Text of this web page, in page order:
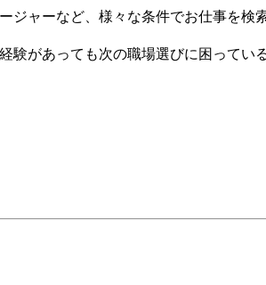
ャーなど、様々な条件でお仕事を検
があっても次の職場選びに困って